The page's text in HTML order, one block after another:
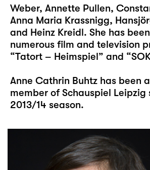
Weber, Annette Pullen,
Anna Maria Krassnigg,
and Heinz Kreidl. She has
numerous film and television
“Tatort – Heimspiel” and
Anne Cathrin Buhtz has been
member of Schauspiel Leipzig
2013/14 season.